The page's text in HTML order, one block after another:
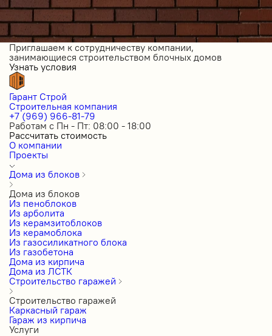
Приглашаем к сотрудничеству компании,
занимающиеся строительством блочных домов
Узнать условия
Гарант Строй
Строительная компания
+7 (969) 966-81-79
Работам с Пн - Пт: 08:00 - 18:00
Рассчитать стоимость
О компании
Проекты
Дома из блоков
Дома из блоков
Из пеноблоков
Из арболита
Из керамзитоблоков
Из керамоблока
Из газосиликатного блока
Из газобетона
Дома из кирпича
Дома из ЛСТК
Строительство гаражей
Строительство гаражей
Каркасный гараж
Гараж из кирпича
Услуги